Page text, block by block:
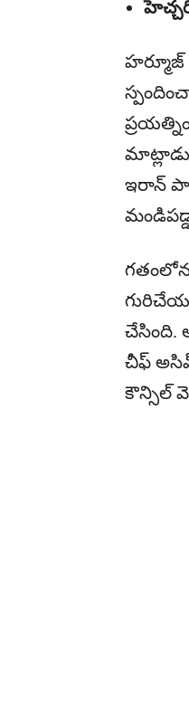
హర్మూజ్‌
ఇరాన్‌
చేసింది.
చీఫ్
కౌన్సిల్